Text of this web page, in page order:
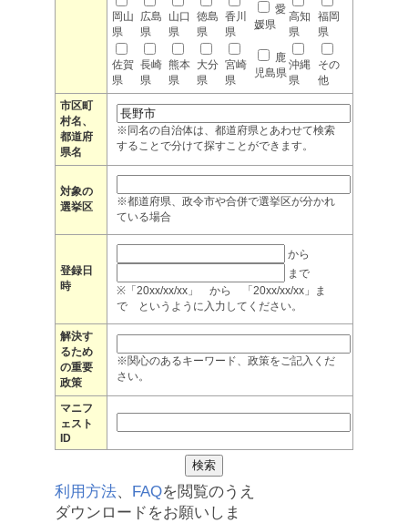
岡山
県
広島
県
山口
県
徳島
県
香川
県
愛
媛県
高知
県
福岡
県
佐賀
県
長崎
県
熊本
県
大分
県
宮崎
県
鹿
児島県
沖縄
県
その
他
市区町
村名、
都道府
県名
※同名の自治体は、都道府県とあわせて検索
することで分けて探すことができます。
対象の
選挙区
※都道府県、政令市や合併で選挙区が分かれ
ている場合
登録日
時
から
まで
※「20xx/xx/xx」 から 「20xx/xx/xx」ま
で というように入力してください。
解決す
るため
の重要
政策
※関心のあるキーワード、政策をご記入くだ
さい。
マニフ
ェスト
ID
利用方法、 FAQを閲覧のうえ
ダウンロードをお願いしま